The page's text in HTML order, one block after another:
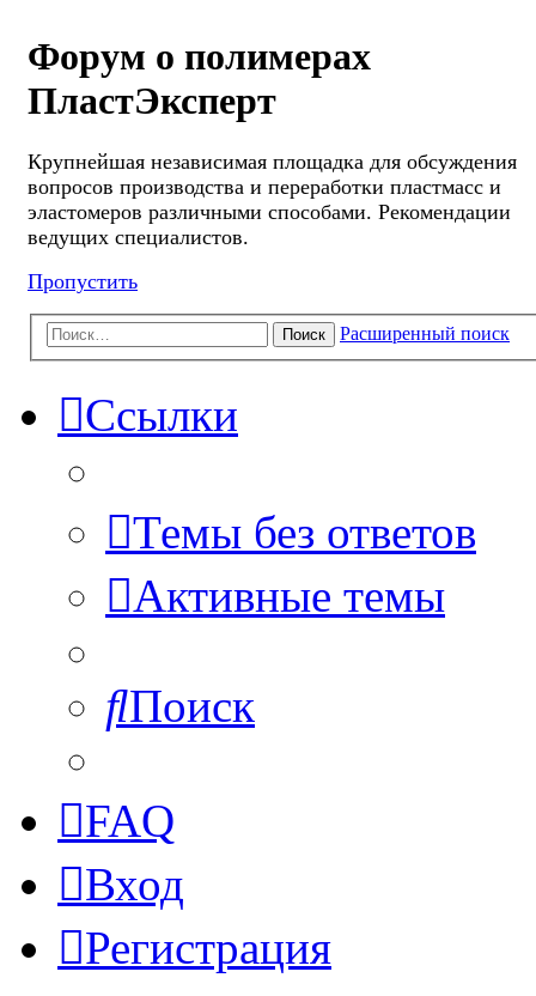
Форум о полимерах
ПластЭксперт
Крупнейшая независимая площадка для обсуждения
вопросов производства и переработки пластмасс и
эластомеров различными способами. Рекомендации
ведущих специалистов.
Пропустить
Поиск Расширенный поиск
Ссылки
Темы без ответов
Активные темы
Поиск
FAQ
Вход
Регистрация